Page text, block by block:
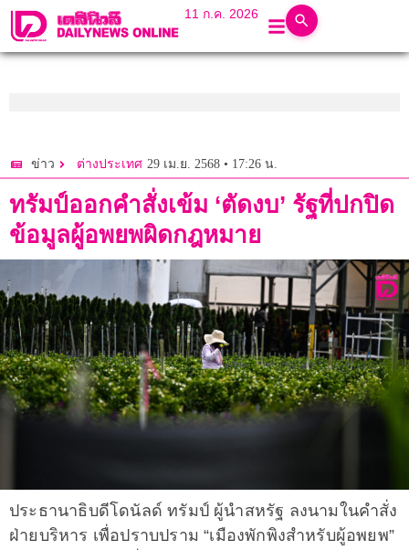
11 ก.ค. 2026
ข่าว ต่างประเทศ 29 เม.ย. 2568 • 17:26 น.
ทรัมป์ออกคำสั่งเข้ม ‘ตัดงบ’ รัฐที่ปกปิด
ข้อมูลผู้อพยพผิดกฎหมาย
ประธานาธิบดีโดนัลด์ ทรัมป์ ผู้นำสหรัฐ ลงนามในคำสั่ง
ฝ่ายบริหาร เพื่อปราบปราม “เมืองพักพิงสำหรับผู้อพยพ”